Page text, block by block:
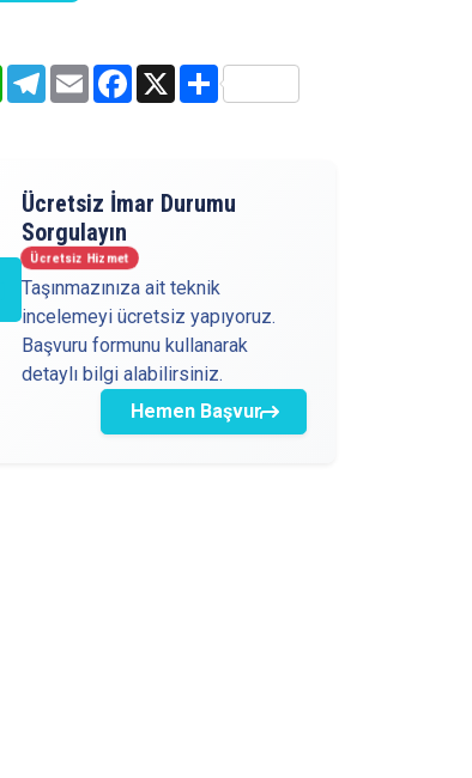
WhatsApp
Telegram
EmailFacebook
X Share
Ücretsiz İmar Durumu
Sorgulayın
Ücretsiz Hizmet
Taşınmazınıza ait teknik
incelemeyi ücretsiz yapıyoruz.
Başvuru formunu kullanarak
detaylı bilgi alabilirsiniz.
Hemen Başvur